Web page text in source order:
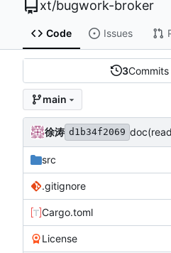
xt/bugwork-broker
Code Issues
3Commits
main
徐涛 d1b34f2069
src
.gitignore
Cargo.toml
License